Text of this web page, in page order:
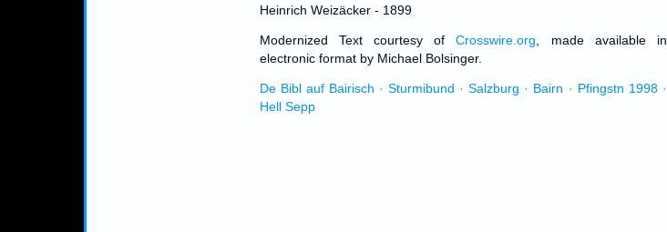
Heinrich Weizäcker - 1899
Modernized Text courtesy ofCrosswire.org , made available in
electronic format by Michael Bolsinger.
De Bibl auf Bairisch · Sturmibund · Salzburg · Bairn · Pfingstn 1998 ·
Hell Sepp